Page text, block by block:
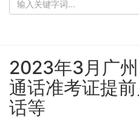
2023年3月广
通话准考证提
话等